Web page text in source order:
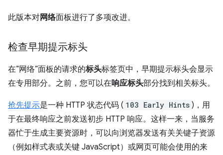
此版本对网络面板进行了多项改进。
检查早期提示标头
在“网络”面板的请求的标头标签页中，早期提示标头会显示
在专用部分。 之前，您可以在响应标头部分找到相关标头。
抢先提示是一种 HTTP 状态代码 ( 103 Early Hints )，用
于在最终响应之前发送初步 HTTP 响应。这样一来，当服务
器忙于生成主要资源时，可以向浏览器发送有关关键子资源
（例如样式表或关键 JavaScript）或网页可能会使用的来